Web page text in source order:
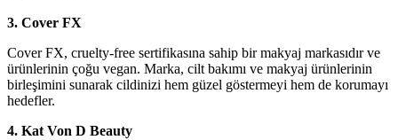
3. Cover FX
Cover FX, cruelty-free sertifikasına sahip bir makyaj markasıdır ve
ürünlerinin çoğu vegan. Marka, cilt bakımı ve makyaj ürünlerinin
birleşimini sunarak cildinizi hem güzel göstermeyi hem de korumayı
hedefler.
4. Kat Von D Beauty